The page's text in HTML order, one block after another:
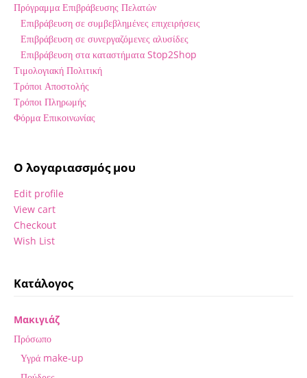
Πρόγραμμα Επιβράβευσης Πελατών
Επιβράβευση σε συμβεβλημένες επιχειρήσεις
Επιβράβευση σε συνεργαζόμενες αλυσίδες
Επιβράβευση στα καταστήματα Stop2Shop
Τιμολογιακή Πολιτική
Τρόποι Αποστολής
Τρόποι Πληρωμής
Φόρμα Επικοινωνίας
Ο λογαριασσμός μου
Edit profile
View cart
Checkout
Wish List
Κατάλογος
Μακιγιάζ
Πρόσωπο
Υγρά make-up